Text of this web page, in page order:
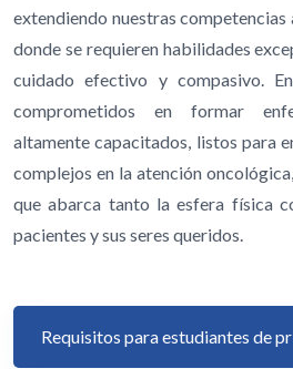
extendiendo nuestras
donde se requieren habilidades
cuidado efectivo y compasivo.
comprometidos en formar
altamente capacitados, listos para
complejos en la atención
que abarca tanto la esfera física
pacientes y sus seres queridos.
Requisitos para estudiantes de